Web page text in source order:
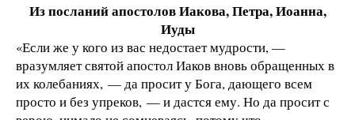
Из посланий апостолов Иакова, Петра, Иоанна,
Иуды
«Если же у кого из вас недостает мудрости, —
вразумляет святой апостол Иаков вновь обращенных в
их колебаниях, — да просит у Бога, дающего всем
просто и без упреков, — и дастся ему. Но да просит с